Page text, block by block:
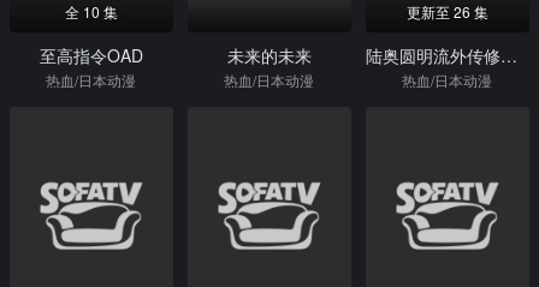
全 10 集
至高指令OAD
热血/日本动漫
未来的未来
热血/日本动漫
更新至 26 集
陆奥圆明流外传修罗之刻
热血/日本动漫